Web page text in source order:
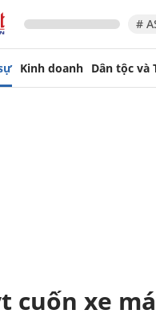
#
Kinh doanh Dân tộc và
cuốn xe